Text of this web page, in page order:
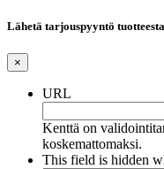
Lähetä tarjouspyyntö
×
URL
Kenttä on
koskemattomaksi.
This field is hidden